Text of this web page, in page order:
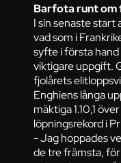
Barfota runt om
I sin senaste start
vad som i
syfte i första
viktigare uppgift.
fjolårets
Enghiens långa
mäktiga 1.10,1
löpningsrekord i
- Jag hoppades
de tre främsta,